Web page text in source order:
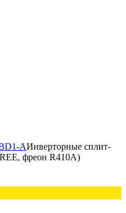
AИнверторные сплит-
фреон R410A)